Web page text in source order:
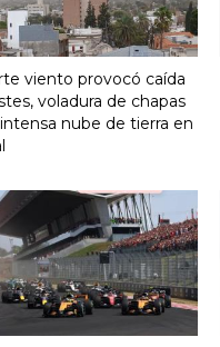
viento provocó caída
voladura de chapas
nube de tierra en